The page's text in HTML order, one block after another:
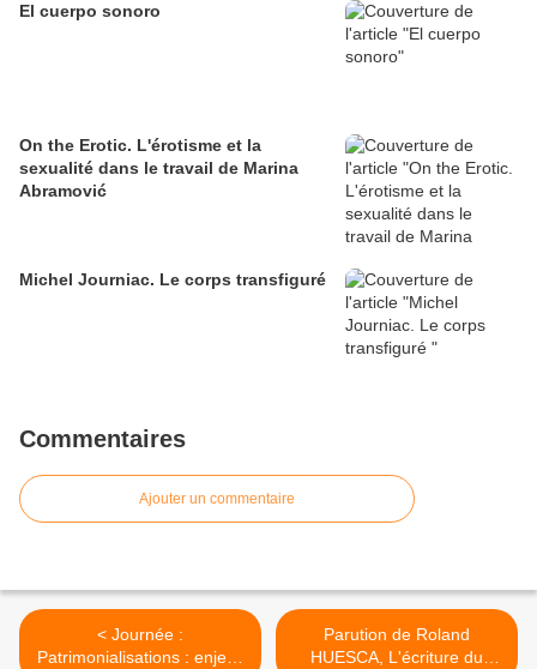
El cuerpo sonoro
On the Erotic. L'érotisme et la
sexualité dans le travail de Marina
Abramović
Michel Journiac. Le corps transfiguré
Commentaires
Ajouter un commentaire
< Journée :
Patrimonialisations : enjeux
Parution de Roland
HUESCA, L'écriture du